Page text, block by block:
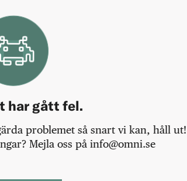
har gått fel.
problemet så snart vi kan, håll ut!
Mejla oss på info@omni.se